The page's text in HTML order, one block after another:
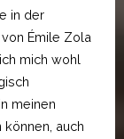
in der
Émile Zola
mich wohl
meinen
auch